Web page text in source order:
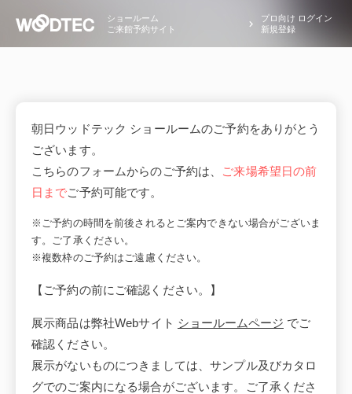
ショールーム
ご来館予約サイト
プロ向け ログイン
新規登録
朝日ウッドテック ショールームのご予約をありがとう
ございます。
こちらのフォームからのご予約は、
ご来場希望日の前
日までご予約可能です。
※ご予約の時間を前後されるとご案内できない場合がございま
す。ご了承ください。
※複数枠のご予約はご遠慮ください。
【ご予約の前にご確認ください。】
展示商品は弊社Webサイト ショールームページ でご
確認ください。
展示がないものにつきましては、サンプル及びカタロ
グでのご案内になる場合がございます。ご了承くださ